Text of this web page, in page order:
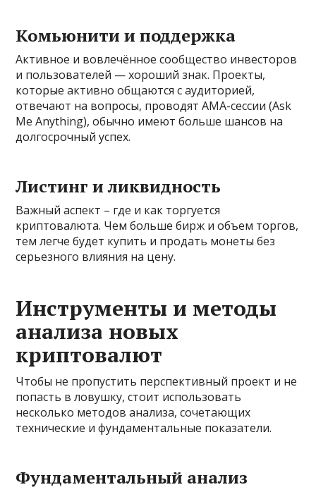
Комьюнити и поддержка
Активное и вовлечённое сообщество инвесторов
и пользователей — хороший знак. Проекты,
которые активно общаются с аудиторией,
отвечают на вопросы, проводят AMA-сессии (Ask
Me Anything), обычно имеют больше шансов на
долгосрочный успех.
Листинг и ликвидность
Важный аспект – где и как торгуется
криптовалюта. Чем больше бирж и объем торгов,
тем легче будет купить и продать монеты без
серьезного влияния на цену.
Инструменты и методы
анализа новых
криптовалют
Чтобы не пропустить перспективный проект и не
попасть в ловушку, стоит использовать
несколько методов анализа, сочетающих
технические и фундаментальные показатели.
Фундаментальный анализ